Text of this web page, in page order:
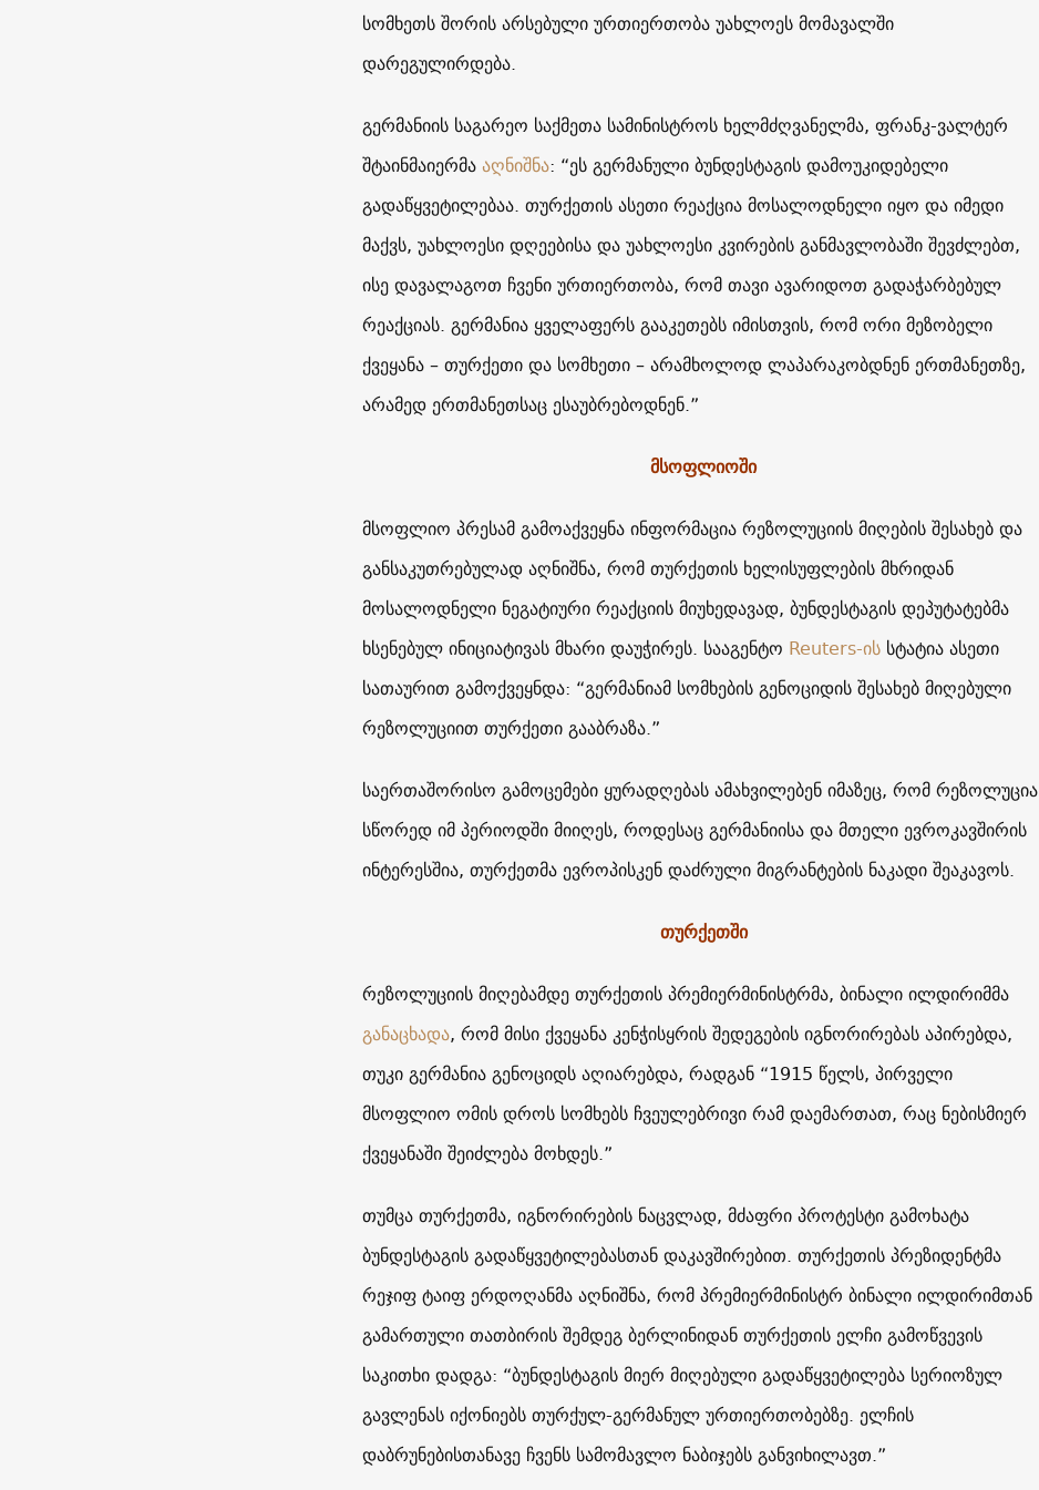
სომხეთს შორის არსებული ურთიერთობა უახლოეს მომავალში
დარეგულირდება.
გერმანიის საგარეო საქმეთა სამინისტროს ხელმძღვანელმა, ფრანკ-ვალტერ
შტაინმაიერმააღნიშნა: “ეს გერმანული ბუნდესტაგის დამოუკიდებელი
გადაწყვეტილებაა. თურქეთის ასეთი რეაქცია მოსალოდნელი იყო და იმედი
მაქვს, უახლოესი დღეებისა და უახლოესი კვირების განმავლობაში შევძლებთ,
ისე დავალაგოთ ჩვენი ურთიერთობა, რომ თავი ავარიდოთ გადაჭარბებულ
რეაქციას. გერმანია ყველაფერს გააკეთებს იმისთვის, რომ ორი მეზობელი
ქვეყანა – თურქეთი და სომხეთი – არამხოლოდ ლაპარაკობდნენ ერთმანეთზე,
არამედ ერთმანეთსაც ესაუბრებოდნენ.”
მსოფლიოში
მსოფლიო პრესამ გამოაქვეყნა ინფორმაცია რეზოლუციის მიღების შესახებ და
განსაკუთრებულად აღნიშნა, რომ თურქეთის ხელისუფლების მხრიდან
მოსალოდნელი ნეგატიური რეაქციის მიუხედავად, ბუნდესტაგის დეპუტატებმა
ხსენებულ ინიციატივას მხარი დაუჭირეს. სააგენტო Reuters-ისსტატია ასეთი
სათაურით გამოქვეყნდა: “გერმანიამ სომხების გენოციდის შესახებ მიღებული
რეზოლუციით თურქეთი გააბრაზა.”
საერთაშორისო გამოცემები ყურადღებას ამახვილებენ იმაზეც, რომ რეზოლუცია
სწორედ იმ პერიოდში მიიღეს, როდესაც გერმანიისა და მთელი ევროკავშირის
ინტერესშია, თურქეთმა ევროპისკენ დაძრული მიგრანტების ნაკადი შეაკავოს.
თურქეთში
რეზოლუციის მიღებამდე თურქეთის პრემიერმინისტრმა, ბინალი ილდირიმმა
განაცხადა, რომ მისი ქვეყანა კენჭისყრის შედეგების იგნორირებას აპირებდა,
თუკი გერმანია გენოციდს აღიარებდა, რადგან “1915 წელს, პირველი
მსოფლიო ომის დროს სომხებს ჩვეულებრივი რამ დაემართათ, რაც ნებისმიერ
ქვეყანაში შეიძლება მოხდეს.”
თუმცა თურქეთმა, იგნორირების ნაცვლად, მძაფრი პროტესტი გამოხატა
ბუნდესტაგის გადაწყვეტილებასთან დაკავშირებით. თურქეთის პრეზიდენტმა
რეჯიფ ტაიფ ერდოღანმა აღნიშნა, რომ პრემიერმინისტრ ბინალი ილდირიმთან
გამართული თათბირის შემდეგ ბერლინიდან თურქეთის ელჩი გამოწვევის
საკითხი დადგა: “ბუნდესტაგის მიერ მიღებული გადაწყვეტილება სერიოზულ
გავლენას იქონიებს თურქულ-გერმანულ ურთიერთობებზე. ელჩის
დაბრუნებისთანავე ჩვენს სამომავლო ნაბიჯებს განვიხილავთ.”